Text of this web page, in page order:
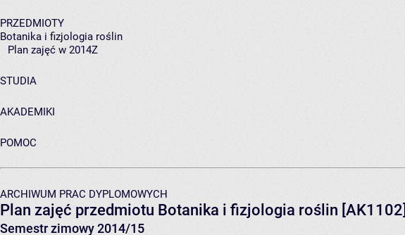
PRZEDMIOTY
Botanika i fizjologia roślin
Plan zajęć w 2014Z
STUDIA
AKADEMIKI
POMOC
ARCHIWUM PRAC DYPLOMOWYCH
Plan zajęć przedmiotu Botanika i fizjologia roślin [AK1102]
Semestr zimowy 2014/15